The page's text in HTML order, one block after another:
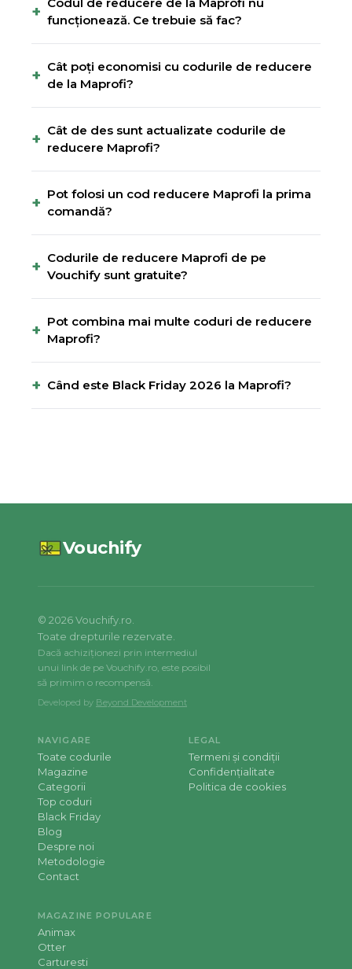
+ funcționează. Ce trebuie să fac?
+ Cât poți economisi cu codurile de reducere
de la Maprofi?
+ Cât de des sunt actualizate codurile de
reducere Maprofi?
+ Pot folosi un cod reducere Maprofi la prima
comandă?
+ Codurile de reducere Maprofi de pe
Vouchify sunt gratuite?
+ Pot combina mai multe coduri de reducere
Maprofi?
+ Când este Black Friday 2026 la Maprofi?
Vouchify
© 2026Vouchify.ro.
Toate drepturile rezervate.
Dacă achiziționezi prin intermediul
unui link de pe Vouchify.ro, este posibil
să primim o recompensă.
Developed by Beyond Development
NAVIGARE
Toate codurile
Magazine
Categorii
Top coduri
Black Friday
Blog
Despre noi
Metodologie
Contact
LEGAL
Termeni și condiții
Confidențialitate
Politica de cookies
MAGAZINE POPULARE
Animax
Otter
Carturesti